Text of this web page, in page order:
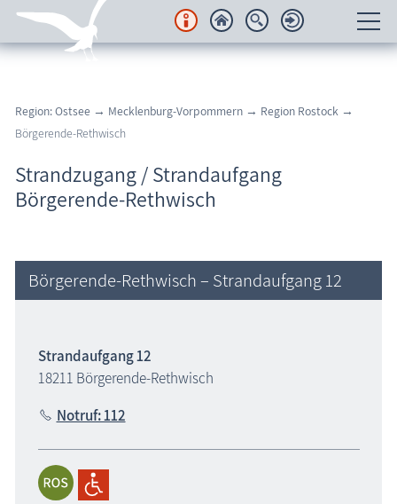
Regionales
Urlaubsorte
Karten
Wissenswertes
Blog
Region: Ostsee → Mecklenburg-Vorpommern → Region Rostock →
Börgerende-Rethwisch
Strandzugang / Strandaufgang
Börgerende-Rethwisch
Börgerende-Rethwisch – Strandaufgang 12
Strandaufgang 12
18211 Börgerende-Rethwisch
Notruf: 112